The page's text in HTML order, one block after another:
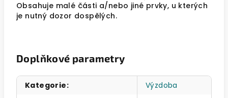
Obsahuje malé části a/nebo jiné prvky, u kterých
je nutný dozor dospělých.
Doplňkové parametry
Kategorie:
Výzdoba